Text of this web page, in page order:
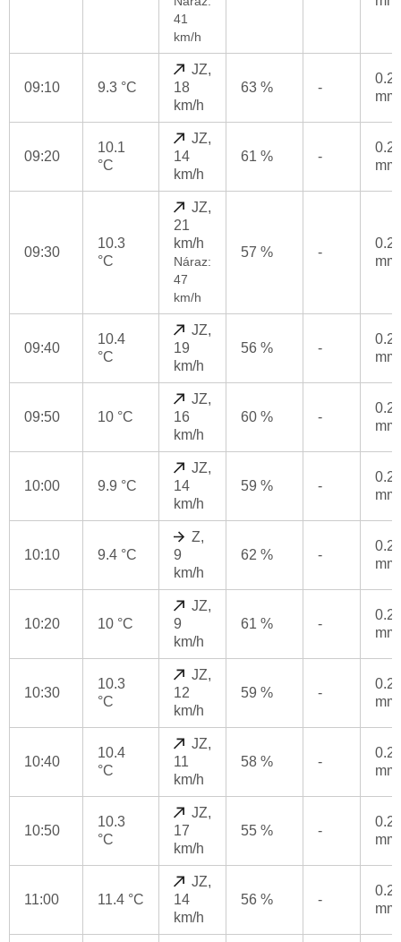
41
km/h
09:10 9.3 °C
JZ,
18
km/h
63 % -
0.2
mm
09:20
10.1
°C
JZ,
14
km/h
61 % -
0.2
mm
09:30
10.3
°C
JZ,
21
km/h
Náraz:
47
km/h
57 % -
0.2
mm
09:40
10.4
°C
JZ,
19
km/h
56 % -
0.2
mm
09:50 10 °C
JZ,
16
km/h
60 % -
0.2
mm
10:00 9.9 °C
JZ,
14
km/h
59 % -
0.2
mm
10:10 9.4 °C
Z,
9
km/h
62 % -
0.2
mm
10:20 10 °C
JZ,
9
km/h
61 % -
0.2
mm
10:30
10.3
°C
JZ,
12
km/h
59 % -
0.2
mm
10:40
10.4
°C
JZ,
11
km/h
58 % -
0.2
mm
10:50
10.3
°C
JZ,
17
km/h
55 % -
0.2
mm
11:00 11.4 °C
JZ,
14
km/h
56 % -
0.2
mm